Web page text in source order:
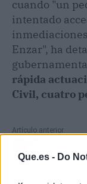
Que.es - Do
cuando "un
intentado
Enzar", ha
rápida
Civil, cuatro
Artículo anterior
vacunarse
partir de